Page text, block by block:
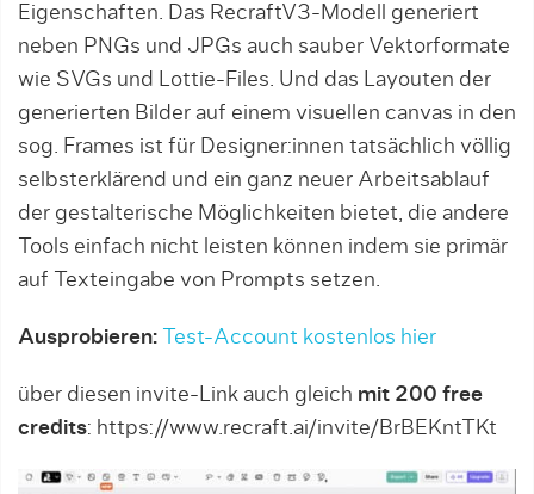
Eigenschaften. Das RecraftV3-Modell generiert
neben PNGs und JPGs auch sauber Vektorformate
wie SVGs und Lottie-Files. Und das Layouten der
generierten Bilder auf einem visuellen canvas in den
sog. Frames ist für Designer:innen tatsächlich völlig
selbsterklärend und ein ganz neuer Arbeitsablauf
der gestalterische Möglichkeiten bietet, die andere
Tools einfach nicht leisten können indem sie primär
auf Texteingabe von Prompts setzen.
Ausprobieren: Test-Account kostenlos hier
über diesen invite-Link auch gleich mit 200 free
credits: https://www.recraft.ai/invite/BrBEKntTKt